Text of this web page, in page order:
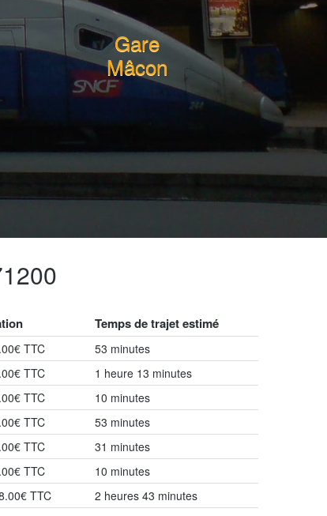
Gare
Mâcon
Temps de trajet estimé
TTC
53 minutes
TTC
1 heure 13 minutes
TTC
10 minutes
TTC
53 minutes
TTC
31 minutes
TTC
10 minutes
TTC
2 heures 43 minutes